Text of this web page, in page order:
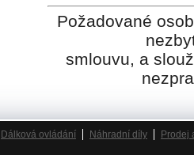
Požadované
smlouvu, a
Dálková ovládání Náhradní díly Prodej